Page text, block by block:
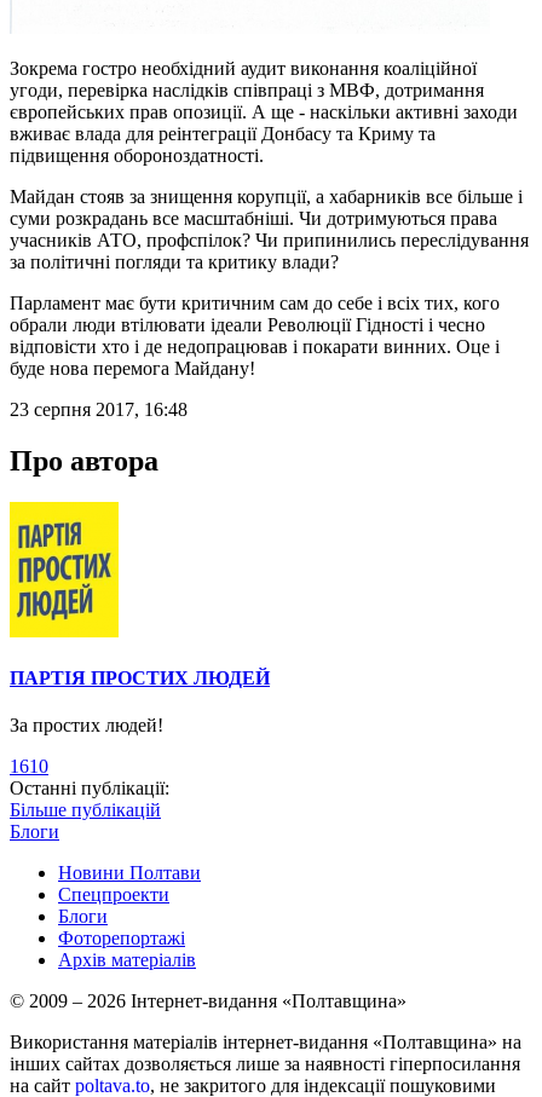
Зокрема гостро необхідний аудит виконання коаліційної
угоди, перевірка наслідків співпраці з МВФ, дотримання
європейських прав опозиції. А ще - наскільки активні заходи
вживає влада для реінтеграції Донбасу та Криму та
підвищення обороноздатності.
Майдан стояв за знищення корупції, а хабарників все більше і
суми розкрадань все масштабніші. Чи дотримуються права
учасників АТО, профспілок? Чи припинились переслідування
за політичні погляди та критику влади?
Парламент має бути критичним сам до себе і всіх тих, кого
обрали люди втілювати ідеали Революції Гідності і чесно
відповісти хто і де недопрацював і покарати винних. Оце і
буде нова перемога Майдану!
23 серпня 2017, 16:48
Про автора
ПАРТІЯ ПРОСТИХ ЛЮДЕЙ
За простих людей!
1610
Останні публікації:
Більше публікацій
Блоги
Новини Полтави
Спецпроекти
Блоги
Фоторепортажі
Архів матеріалів
© 2009 – 2026 Інтернет-видання «Полтавщина»
Використання матеріалів інтернет-видання «Полтавщина» на
інших сайтах дозволяється лише за наявності гіперпосилання
на сайт poltava.to, не закритого для індексації пошуковими